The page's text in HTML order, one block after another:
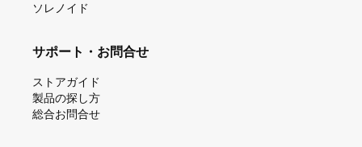
ソレノイド
サポート・お問合せ
ストアガイド
製品の探し⽅
総合お問合せ